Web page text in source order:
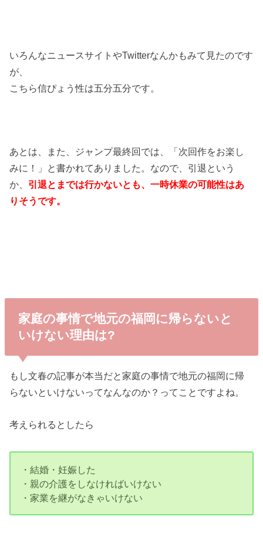
いろんなニュースサイトやTwitterなんかもみて見たのです
が、
こちら信ぴょう性は五分五分です。
あとは、また、ジャンプ最終回では、「次回作をお楽し
みに！」と書かれてありました。なので、引退という
か、 引退とまでは行かないとも、一時休業の可能性はあ
りそうです。
家庭の事情で地元の福岡に帰らないと
いけない理由は?
もし文春の記事が本当だと家庭の事情で地元の福岡に帰
らないといけないってなんなのか？ってことですよね。
考えられるとしたら
・結婚・妊娠した
・親の介護をしなければいけない
・家業を継がなきゃいけない